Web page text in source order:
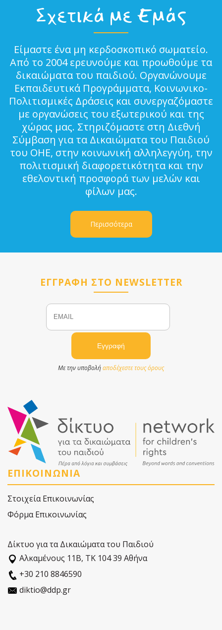
Σχετικά με Εμάς
Είμαστε ένα μη κερδοσκοπικό σωματείο.
Από το 2004 ερευνούμε και προωθούμε τα
δικαιώματα του παιδιού. Οργανώνουμε
Εκπαιδευτικά Προγράμματα, Κοινωνικο-
Πολιτισμικές Δράσεις και συνεργαζόμαστε
με οργανώσεις του εξωτερικού και της
χώρας μας. Στηριζόμαστε στη Διεθνή
Σύμβαση για τα Δικαιώματα του Παιδιού
του ΟΗΕ, στην κοινωνική αλληλεγγύη, την
πολιτισμική διαφορετικότητα και την
εθελοντική προσφορά των μελών και
φίλων μας.
Περισσότερα
ΕΓΓΡΑΦΗ ΣΤΟ NEWSLETTER
Email
Με την υποβολήαποδέχεστε τους όρους
ΕΠΙΚΟΙΝΩΝΙΑ
Στοιχεία Επικοινωνίας
Φόρμα Επικοινωνίας
Δίκτυο για τα Δικαιώματα του Παιδιού
Αλκαµένους 11Β, ΤΚ 104 39 Αθήνα
+30 210 8846590
diktio@ddp.gr